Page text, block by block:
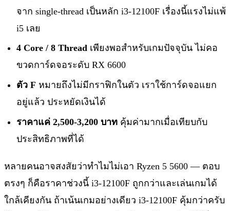
จาก single-thread เป็นหลัก i3-12100F เรื่องนี้แรงไม่แพ้
i5 เลย
4 Core / 8 Thread เพียงพอสำหรับเกมปัจจุบัน ไม่คอ
ขวดการ์ดจอระดับ RX 6600
ตัว F หมายถึงไม่มีกราฟิกในตัว เราใช้การ์ดจอแยก
อยู่แล้ว ประหยัดเงินได้
ราคาแค่ 2,500-3,200 บาท คุ้มค่ามากเมื่อเทียบกับ
ประสิทธิภาพที่ได้
หลายคนอาจสงสัยว่าทำไมไม่เอา Ryzen 5 5600 — ตอบ
ตรงๆ ก็คือราคาช่วงนี้ i3-12100F ถูกกว่าและเล่นเกมได้
ใกล้เคียงกัน ถ้าเน้นเกมอย่างเดียว i3-12100F คุ้มกว่าครับ